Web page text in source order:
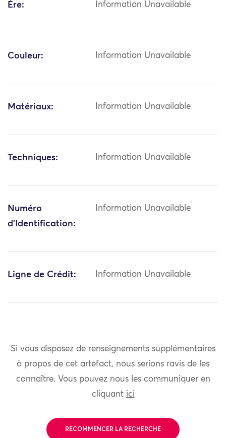
Ère: Information Unavailable
Couleur: Information Unavailable
Matériaux: Information Unavailable
Techniques: Information Unavailable
Numéro
d'Identification:
Information Unavailable
Ligne de Crédit: Information Unavailable
Si vous disposez de renseignements supplémentaires
à propos de cet artefact, nous serions ravis de les
connaître. Vous pouvez nous les communiquer en
cliquant ici
RECOMMENCER LA RECHERCHE